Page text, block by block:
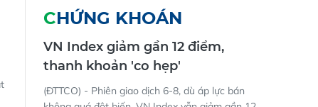
CHỨNG KHOÁN
VN Index giảm gần 12 điểm,
thanh khoản 'co hẹp'
(ĐTTCO) - Phiên giao dịch 6-8, dù áp lực bán
không quá đột biến, VN Index vẫn giảm gần 12